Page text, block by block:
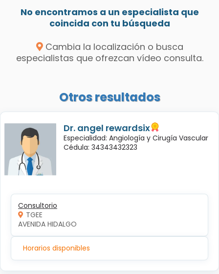
No encontramos a un especialista que
coincida con tu búsqueda
Cambia la localización o busca
especialistas que ofrezcan vídeo consulta.
Otros resultados
Dr. angel rewardsix
Especialidad: Angiología y Cirugía Vascular
Cédula: 34343432323
Consultorio
TGEE
AVENIDA HIDALGO
Horarios disponibles